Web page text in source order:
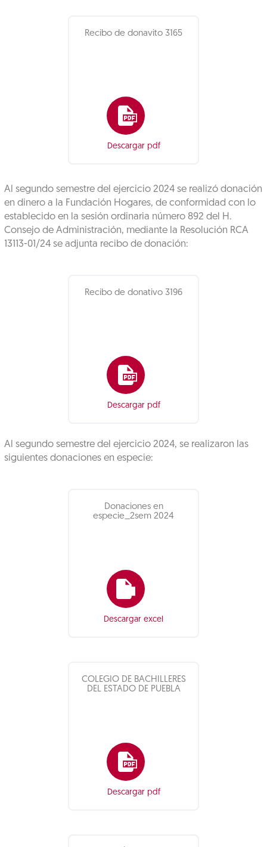
Recibo de donavito 3165
Descargar pdf
Al segundo semestre del ejercicio 2024 se realizó donación
en dinero a la Fundación Hogares, de conformidad con lo
establecido en la sesión ordinaria número 892 del H.
Consejo de Administración, mediante la Resolución RCA
13113-01/24 se adjunta recibo de donación:
Recibo de donativo 3196
Descargar pdf
Al segundo semestre del ejercicio 2024, se realizaron las
siguientes donaciones en especie:
Donaciones en
especie_2sem 2024
Descargar excel
COLEGIO DE BACHILLERES
DEL ESTADO DE PUEBLA
Descargar pdf